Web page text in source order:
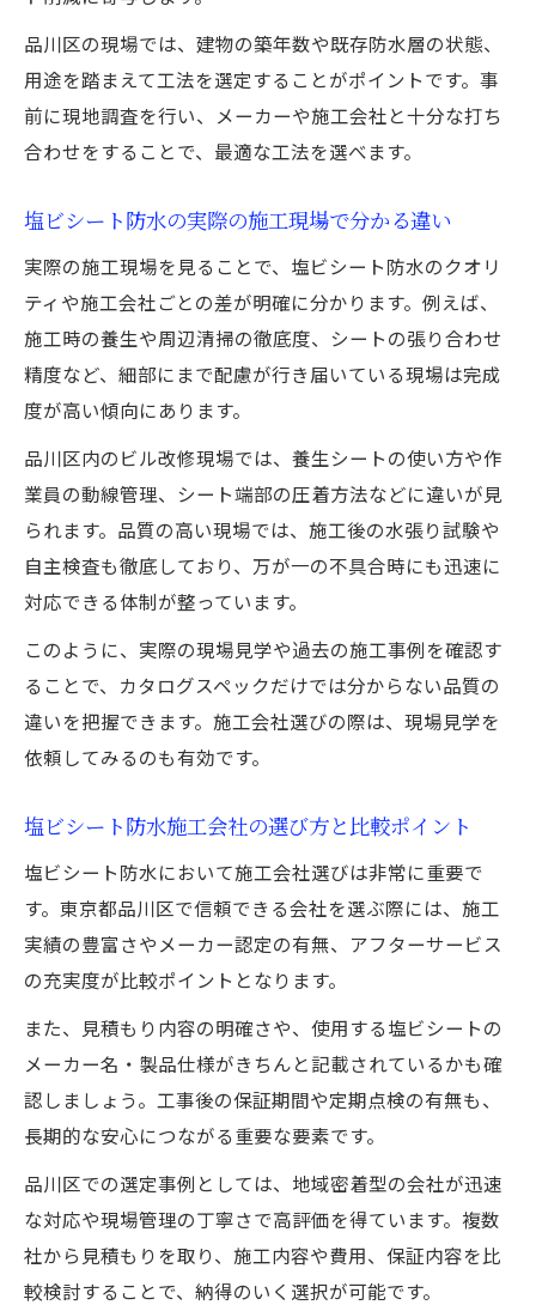
品川区の現場では、建物の築年数や既存防水層の状態、
用途を踏まえて工法を選定することがポイントです。事
前に現地調査を行い、メーカーや施工会社と十分な打ち
合わせをすることで、最適な工法を選べます。
塩ビシート防水の実際の施工現場で分かる違い
実際の施工現場を見ることで、塩ビシート防水のクオリ
ティや施工会社ごとの差が明確に分かります。例えば、
施工時の養生や周辺清掃の徹底度、シートの張り合わせ
精度など、細部にまで配慮が行き届いている現場は完成
度が高い傾向にあります。
品川区内のビル改修現場では、養生シートの使い方や作
業員の動線管理、シート端部の圧着方法などに違いが見
られます。品質の高い現場では、施工後の水張り試験や
自主検査も徹底しており、万が一の不具合時にも迅速に
対応できる体制が整っています。
このように、実際の現場見学や過去の施工事例を確認す
ることで、カタログスペックだけでは分からない品質の
違いを把握できます。施工会社選びの際は、現場見学を
依頼してみるのも有効です。
塩ビシート防水施工会社の選び方と比較ポイント
塩ビシート防水において施工会社選びは非常に重要で
す。東京都品川区で信頼できる会社を選ぶ際には、施工
実績の豊富さやメーカー認定の有無、アフターサービス
の充実度が比較ポイントとなります。
また、見積もり内容の明確さや、使用する塩ビシートの
メーカー名・製品仕様がきちんと記載されているかも確
認しましょう。工事後の保証期間や定期点検の有無も、
長期的な安心につながる重要な要素です。
品川区での選定事例としては、地域密着型の会社が迅速
な対応や現場管理の丁寧さで高評価を得ています。複数
社から見積もりを取り、施工内容や費用、保証内容を比
較検討することで、納得のいく選択が可能です。